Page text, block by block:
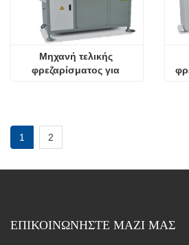
Μηχανή τελικής
φρεζαρίσματος για
1 2
ΕΠΙΚΟΙΝΩΝΗΣΤΕ ΜΑΖΙ ΜΑΣ